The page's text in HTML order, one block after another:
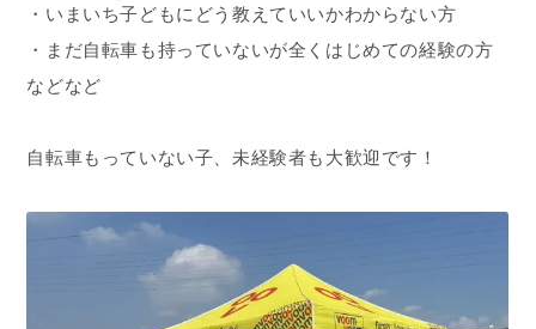
・いまいち子どもにどう教えていいかわからない方
・まだ自転車も持っていないが全くはじめての経験の方
などなど
自転車もっていない子、未経験者も大歓迎です！